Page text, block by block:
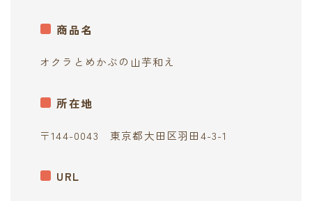
商品名
オクラとめかぶの山芋和え
所在地
〒144-0043 東京都大田区羽田4-3-1
URL